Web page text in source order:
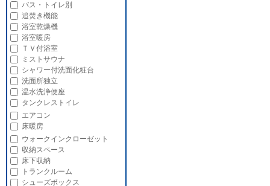
バス・トイレ別
追焚き機能
浴室乾燥機
浴室暖房
ＴＶ付浴室
ミストサウナ
シャワー付洗面化粧台
洗面所独立
温水洗浄便座
タンクレストイレ
エアコン
床暖房
ウォークインクローゼット
収納スペース
床下収納
トランクルーム
シューズボックス